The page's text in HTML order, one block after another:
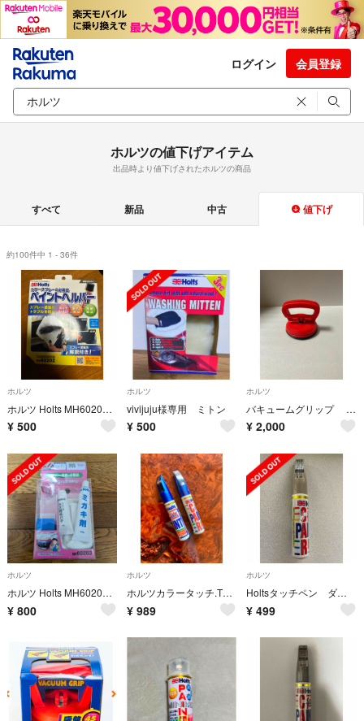
ログイン 会員登録
ホルツの値下げアイテム
出品時より値下げされたホルツの商品
すべて 新品 中古 値下げ
約100件中 1 - 36件
ホルツ
ホルツ Holts MH60202 ペイントヘルパー
¥ 500
ホルツ
vivijuju様専用 ミトン
¥ 500
ホルツ
バキュームグリップ （車凹み直し吸盤）
¥ 2,000
ホルツ
ホルツ Holts MH60203 バンパーキズ直し安心セット
¥ 800
ホルツ
ホルツカラータッチ.T68.8G5、トヨタ他20ml+15mI.週末値引き
¥ 989
ホルツ
Holtsタッチペン ダイハツ専用 シャンパンメタリックオパール T17
¥ 499